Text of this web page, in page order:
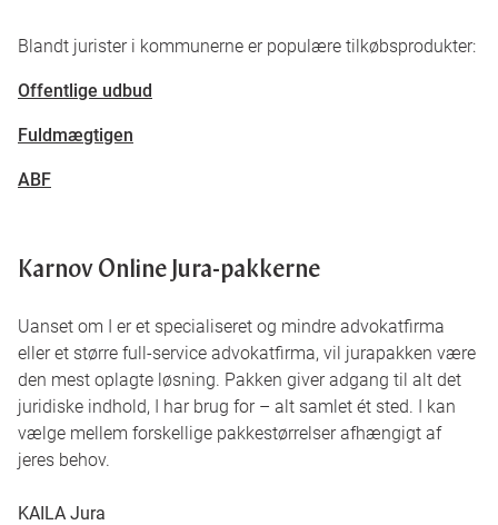
Karnov Online Jura-pakkerne
Uanset om I er et specialiseret og mindre advokatfirma
eller et større full-service advokatfirma, vil jurapakken være
den mest oplagte løsning. Pakken giver adgang til alt det
juridiske indhold, I har brug for – alt samlet ét sted. I kan
vælge mellem forskellige pakkestørrelser afhængigt af
jeres behov.
KAILA Jura
Blandt jurister i kommunerne er populære tilkøbsprodukter:
Offentlige udbud
Fuldmægtigen
ABF